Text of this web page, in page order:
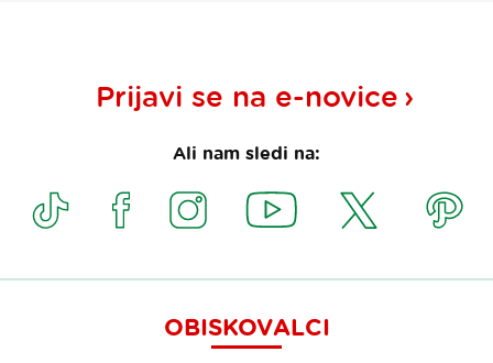
Prijavi se na e-novice
Ali nam sledi na:
OBISKOVALCI